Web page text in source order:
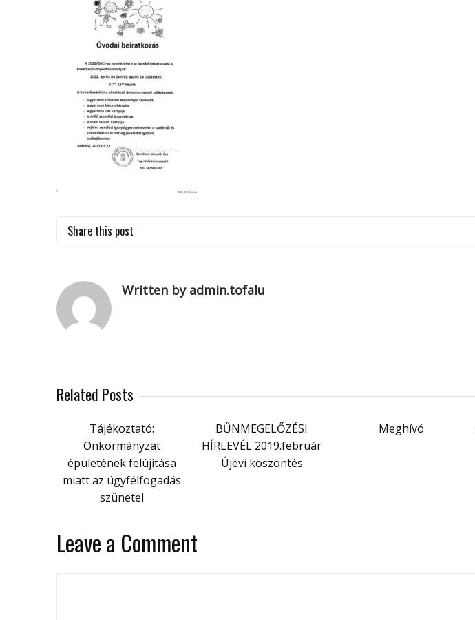
Share this post
Written by admin.tofalu
Related Posts
Tájékoztató:
Önkormányzat
épületének felújítása
miatt az ügyfélfogadás
szünetel
BŰNMEGELŐZÉSI
HÍRLEVÉL 2019.február
Meghívó
Újévi köszöntés
Leave a Comment